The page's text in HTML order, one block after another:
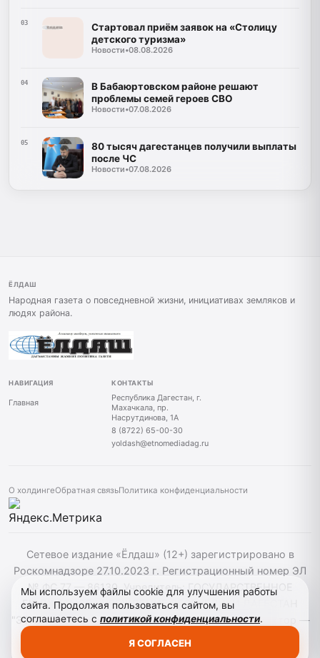
03
Стартовал приём заявок на «Столицу
детского туризма»
Новости•08.08.2026
04
В Бабаюртовском районе решают
проблемы семей героев СВО
Новости•07.08.2026
05
80 тысяч дагестанцев получили выплаты
после ЧС
Новости•07.08.2026
ЁЛДАШ
Народная газета о повседневной жизни, инициативах земляков и
людях района.
НАВИГАЦИЯ
Главная
КОНТАКТЫ
Республика Дагестан, г.
Махачкала, пр.
Насрутдинова, 1А
8 (8722) 65-00-30
yoldash@etnomediadag.ru
О холдингеОбратная связьПолитика конфиденциальности
Сетевое издание «Ёлдаш» (12+) зарегистрировано в
Роскомнадзоре 27.10.2023 г. Регистрационный номер ЭЛ
№ ФС 77 — 86130. Учредитель: ГОСУДАРСТВЕННОЕ
БЮДЖЕТНОЕ УЧРЕЖДЕНИЕ РЕСПУБЛИКИ ДАГЕСТАН
"ЭТНОМЕДИАХОЛДИНГ "ДАГЕСТАН" главный редактор —
Г. А. Конакбиев. При использовании материалов сайта
Мы используем файлы cookie для улучшения работы
сайта. Продолжая пользоваться сайтом, вы
соглашаетесь с политикой конфиденциальности.
Я СОГЛАСЕН